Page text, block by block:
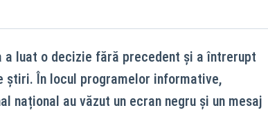
a luat o decizie fără precedent și a întrerupt
știri. În locul programelor informative,
național au văzut un ecran negru și un mesaj